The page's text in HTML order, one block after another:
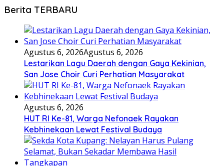
Berita TERBARU
Agustus 6, 2026Agustus 6, 2026
Lestarikan Lagu Daerah dengan Gaya Kekinian,
San Jose Choir Curi Perhatian Masyarakat
Agustus 6, 2026
HUT RI Ke-81, Warga Nefonaek Rayakan
Kebhinekaan Lewat Festival Budaya